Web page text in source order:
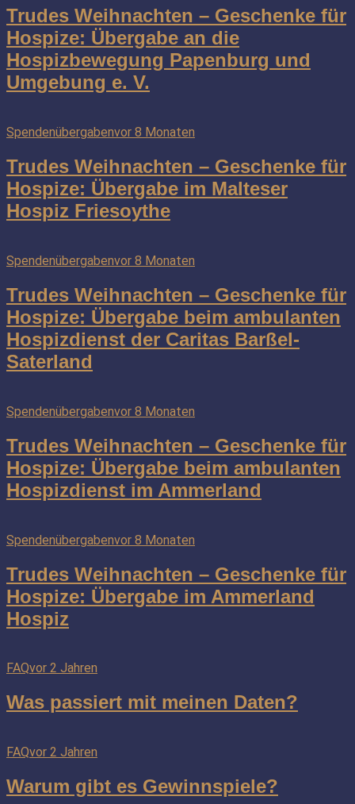
Trudes Weihnachten – Geschenke für
Hospize: Übergabe an die
Hospizbewegung Papenburg und
Umgebung e. V.
Spendenübergabenvor 8 Monaten
Trudes Weihnachten – Geschenke für
Hospize: Übergabe im Malteser
Hospiz Friesoythe
Spendenübergabenvor 8 Monaten
Trudes Weihnachten – Geschenke für
Hospize: Übergabe beim ambulanten
Hospizdienst der Caritas Barßel-
Saterland
Spendenübergabenvor 8 Monaten
Trudes Weihnachten – Geschenke für
Hospize: Übergabe beim ambulanten
Hospizdienst im Ammerland
Spendenübergabenvor 8 Monaten
Trudes Weihnachten – Geschenke für
Hospize: Übergabe im Ammerland
Hospiz
FAQvor 2 Jahren
Was passiert mit meinen Daten?
FAQvor 2 Jahren
Warum gibt es Gewinnspiele?